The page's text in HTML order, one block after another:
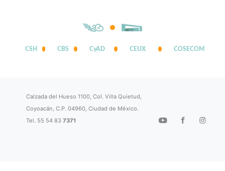
CSH CBS CyAD CEUX COSECOM
Calzada del Hueso 1100, Col. Villa Quietud,
Coyoacán, C.P. 04960, Ciudad de México.
Tel. 55 54 837371